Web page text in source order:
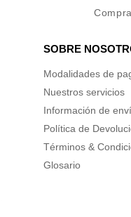
Compra
SOBRE
Modalidades de
Nuestros servicios
Información de
Política de
Términos &
Glosario